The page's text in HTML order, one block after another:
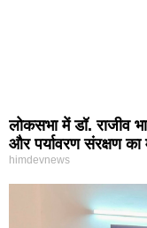
लोकसभा में डॉ. राजीव
और पर्यावरण संरक्षण का
himdevnews